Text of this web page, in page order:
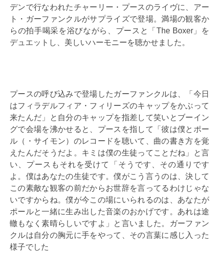
デンで行なわれたチャーリー・プースのライヴに、アー
ト・ガーファンクルがサプライズで登場。満場の観客か
らの拍手喝采を浴びながら、プースと「The Boxer」を
デュエットし、美しいハーモニーを聴かせました。
プースの呼び込みで登場したガーファンクルは、「今日
はフィラデルフィア・フィリーズのキャップをかぶって
来たんだ」と自分のキャップを指差して笑いとブーイン
グで会場を沸かせると、プースを指して「彼は僕とポー
ル（・サイモン）のレコードを聴いて、曲の書き方を覚
えたんだそうだよ。キミは僕の生徒ってことだね」と言
い、プースもそれを受けて「そうです、その通りです
よ。僕はあなたの生徒です。僕がこう言うのは、決して
この素敵な観客の前だからお世辞を言ってるわけじゃな
いですからね。僕が今この場にいられるのは、あなたが
ポールと一緒に生み出した音楽のおかげです。あれは途
轍もなく素晴らしいですよ」と言いました。ガーファン
クルは自分の胸元に手をやって、その言葉に感じ入った
様子でした